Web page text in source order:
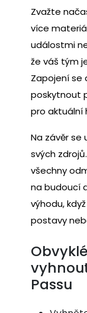
Zvažte
více
událostmi
že váš tým
Zapojení se
poskytnout
pro aktuální
Na závěr se
svých
všechny
na budoucí
výhodu,
postavy
Passu